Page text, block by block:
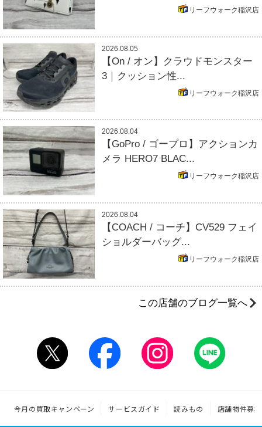
リーフウォーク稲沢店
2026.08.05
【On / オン】クラウドモンスター
3｜クッション性...
リーフウォーク稲沢店
2026.08.04
【GoPro / ゴープロ】アクションカ
メラ HERO7 BLAC...
リーフウォーク稲沢店
2026.08.04
【COACH / コーチ】CV529 フェイ
ショルダーバッグ...
リーフウォーク稲沢店
この店舗のブログ一覧へ
今月の買取キャンペーン サービスガイド 読みもの 店舗物件募集